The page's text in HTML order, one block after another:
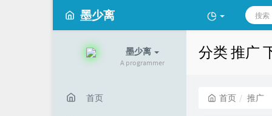
墨少离
墨少离
A programmer
首页
分类 推广
首页 推广